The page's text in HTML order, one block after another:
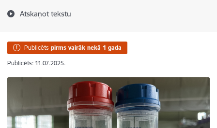
Atskaņot tekstu
Publicēts pirms vairāk nekā 1 gada
Publicēts: 11.07.2025.